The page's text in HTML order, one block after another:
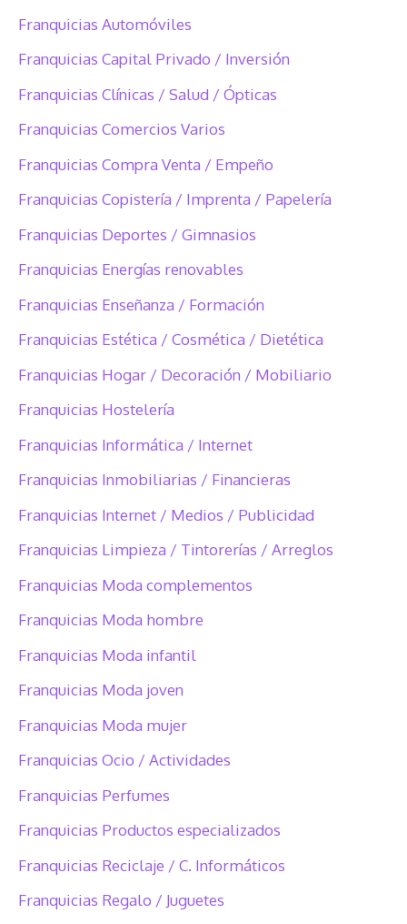
Franquicias Automóviles
Franquicias Capital Privado / Inversión
Franquicias Clínicas / Salud / Ópticas
Franquicias Comercios Varios
Franquicias Compra Venta / Empeño
Franquicias Copistería / Imprenta / Papelería
Franquicias Deportes / Gimnasios
Franquicias Energías renovables
Franquicias Enseñanza / Formación
Franquicias Estética / Cosmética / Dietética
Franquicias Hogar / Decoración / Mobiliario
Franquicias Hostelería
Franquicias Informática / Internet
Franquicias Inmobiliarias / Financieras
Franquicias Internet / Medios / Publicidad
Franquicias Limpieza / Tintorerías / Arreglos
Franquicias Moda complementos
Franquicias Moda hombre
Franquicias Moda infantil
Franquicias Moda joven
Franquicias Moda mujer
Franquicias Ocio / Actividades
Franquicias Perfumes
Franquicias Productos especializados
Franquicias Reciclaje / C. Informáticos
Franquicias Regalo / Juguetes